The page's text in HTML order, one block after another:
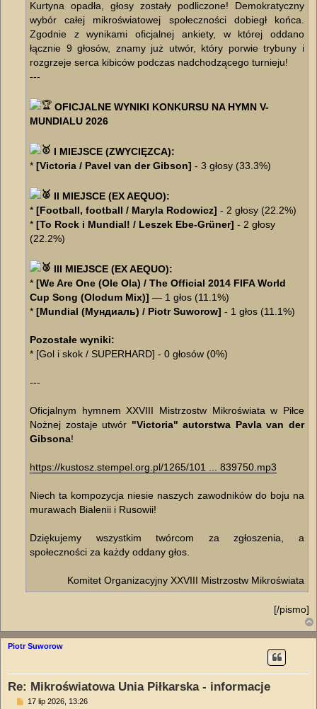
Kurtyna opadła, głosy zostały podliczone! Demokratyczny
wybór całej mikroświatowej społeczności dobiegł końca.
Zgodnie z wynikami oficjalnej ankiety, w której oddano
łącznie 9 głosów, znamy już utwór, który porwie trybuny i
rozgrzeje serca kibiców podczas nadchodzącego turnieju!
---
OFICJALNE WYNIKI KONKURSU NA HYMN V-
MUNDIALU 2026
I MIEJSCE (ZWYCIĘZCA):
* [Victoria / Pavel van der Gibson] - 3 głosy (33.3%)
II MIEJSCE (EX AEQUO):
* [Football, football / Maryla Rodowicz] - 2 głosy (22.2%)
* [To Rock i Mundial! / Leszek Ebe-Grüner] - 2 głosy
(22.2%)
III MIEJSCE (EX AEQUO):
* [We Are One (Ole Ola) / The Official 2014 FIFA World
Cup Song (Olodum Mix)] — 1 głos (11.1%)
* [Mundial (Мундиаль) / Piotr Suworow] - 1 głos (11.1%)
Pozostałe wyniki:
* [Gol i skok / SUPERHARD] - 0 głosów (0%)
---
Oficjalnym hymnem XXVIII Mistrzostw Mikroświata w Piłce
Nożnej zostaje utwór "Victoria" autorstwa Pavla van der
Gibsona!
https://kustosz.stempel.org.pl/1265/101 ... 839750.mp3
Niech ta kompozycja niesie naszych zawodników do boju na
murawach Bialenii i Rusowii!
Dziękujemy wszystkim twórcom za zgłoszenia, a
społeczności za każdy oddany głos.
Komitet Organizacyjny XXVIII Mistrzostw Mikroświata
[/pismo]
Piotr Suworow
Re: Mikroświatowa Unia Piłkarska - informacje
P17 lip 2026, 13:26